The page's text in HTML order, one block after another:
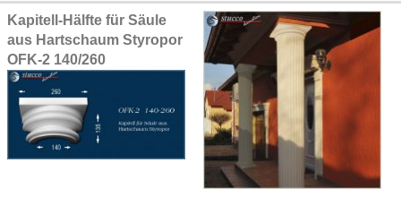
Kapitell-Hälfte für Säule
aus Hartschaum Styropor
OFK-2 140/260